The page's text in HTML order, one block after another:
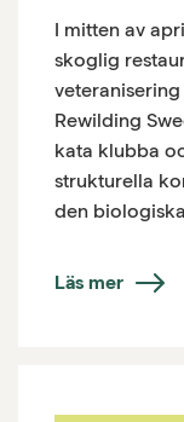
I mitten av
skoglig
Rewilding
kata klubba
strukturella
den
Läs mer